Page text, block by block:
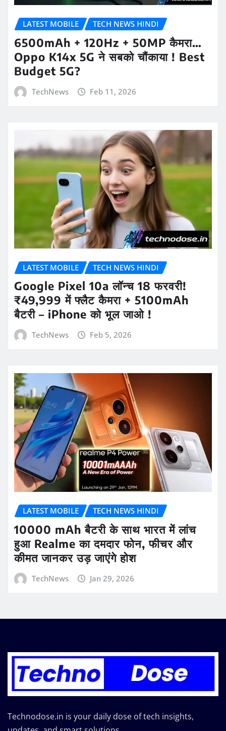
LATEST MOBILE TECH NEWS HINDI
6500mAh + 120Hz + 50MP कैमरा…
Oppo K14x 5G ने सबको चौंकाया ! Best
Budget 5G?
TechNews Feb 11, 2026
LATEST MOBILE TECH NEWS HINDI
Google Pixel 10a लॉन्च 18 फरवरी!
₹49,999 में फ्लैट कैमरा + 5100mAh
बैटरी – iPhone को भूल जाओ !
TechNews Feb 5, 2026
LATEST MOBILE TECH NEWS HINDI
10000 mAh बैटरी के साथ भारत में लांच
हुआ Realme का दमदार फोन, फीचर और
कीमत जानकर उड़ जाएंगे होश
TechNews Jan 29, 2026
Technodose.in is your daily dose of tech insights,